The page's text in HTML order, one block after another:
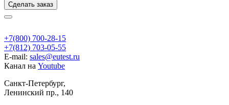
Сделать заказ
+7(800) 700-28-15
+7(812) 703-05-55
E-mail: sales@eutest.ru
Канал на Youtube
Санкт-Петербург,
Ленинский пр., 140